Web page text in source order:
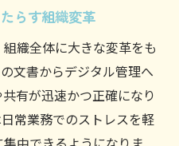
らす組織変革
織全体に大きな変革をも
文書からデジタル管理へ
有が迅速かつ正確になり
常業務でのストレスを軽